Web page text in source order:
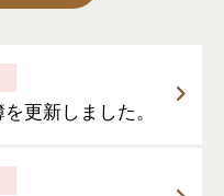
更新しました。